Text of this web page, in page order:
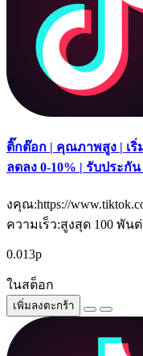
ติ๊กต๊อก | คุณภาพสูง | เริ่
ลดลง 0-10% | รับประกัน
งคุณ:https://
ความเร็ว:สูงสุด 100 พัน
0.013р
ในสต็อก
เพิ่มลงตะกร้า